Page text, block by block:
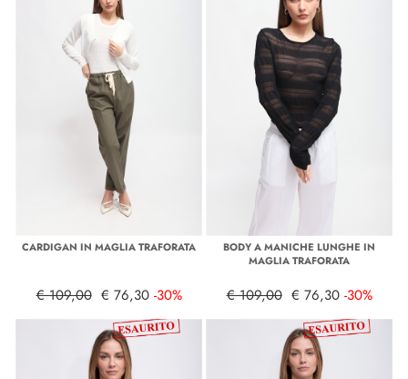
CARDIGAN IN MAGLIA TRAFORATA
€ 109,00 € 76,30 -30%
BODY A MANICHE LUNGHE IN
MAGLIA TRAFORATA
€ 109,00 € 76,30 -30%